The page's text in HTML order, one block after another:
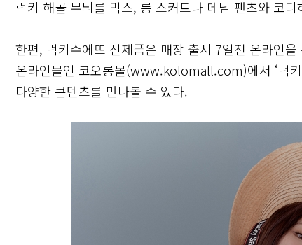
럭키 해골 무늬를 믹스, 롱 스커트나 데님 팬츠와 코
한편, 럭키슈에뜨 신제품은 매장 출시 7일전 온라인
온라인몰인 코오롱몰(www.kolomall.com)에서 ‘럭
다양한 콘텐츠를 만나볼 수 있다.